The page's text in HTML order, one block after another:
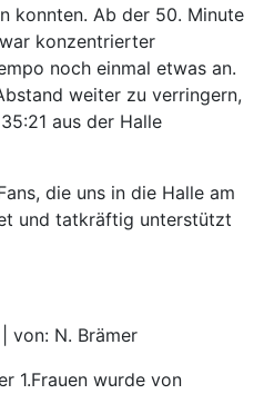
konnten. Ab der 50. Minute
konzentrierter
noch einmal etwas an.
weiter zu verringern,
aus der Halle
die uns in die Halle am
und tatkräftig unterstützt
von: N. Brämer
1.Frauen wurde von